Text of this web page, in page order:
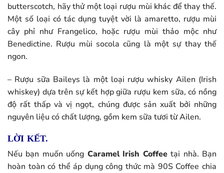
butterscotch, hãy thử một loại rượu mùi khác để thay thế.
Một số loại có tác dụng tuyệt vời là amaretto, rượu mùi
cây phỉ như Frangelico, hoặc rượu mùi thảo mộc như
Benedictine. Rượu mùi socola cũng là một sự thay thế
ngon.
– Rượu sữa Baileys là một loại rượu whisky Ailen (Irish
whiskey) dựa trên sự kết hợp giữa rượu kem sữa, có nồng
độ rất thấp và vị ngọt, chúng được sản xuất bởi những
nguyên liệu có chất lượng, gồm kem sữa tươi từ Ailen.
LỜI KẾT.
Nếu bạn muốn uống Caramel Irish Coffeetại nhà. Bạn
hoàn toàn có thể áp dụng công thức mà 90S Coffee chia